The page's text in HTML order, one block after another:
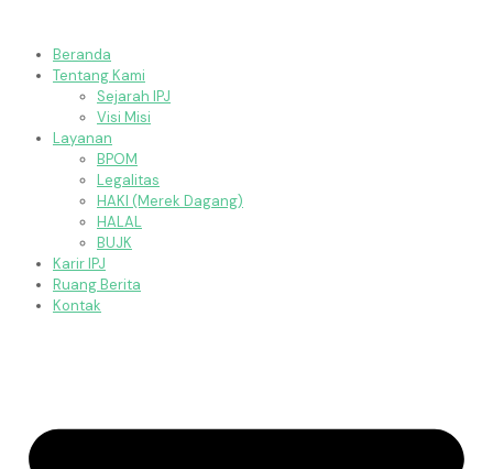
Beranda
Tentang Kami
Sejarah IPJ
Visi Misi
Layanan
BPOM
Legalitas
HAKI (Merek Dagang)
HALAL
BUJK
Karir IPJ
Ruang Berita
Kontak